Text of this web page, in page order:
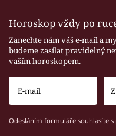
Horoskop vždy po
Zanechte nám váš e-mail a
budeme zasílat pravidelný
vaším horoskopem.
Odesláním formuláře souhlasíte s